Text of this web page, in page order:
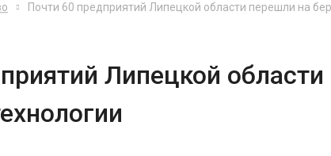
Почти 60 предприятий Липецкой области перешли на
Липецкой